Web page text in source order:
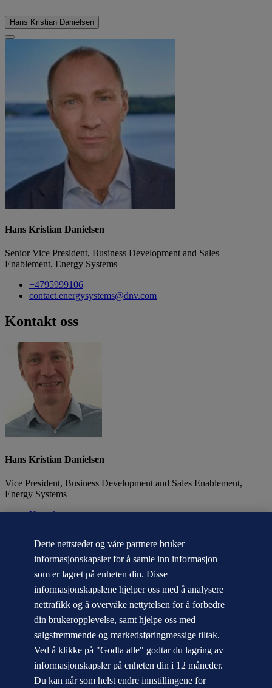
Hans Kristian Danielsen
Hans Kristian Danielsen
Senior Vice President, Business Development and Sales
Enablement, Energy Systems
+4795999106
contact.energysystems@dnv.com
Kontakt oss
Hans Kristian Danielsen
Vice President, Business Development and Sales Enablement,
Energy Systems
Kontakt meg
Bærekraft
Nyheter og media
Årsrapport
Kontakt DNV
Finn våre kontorer
Personvernerklæring
Betingelser for bruk (Terms of Use)
Copyright © DNV AS 2026
Informasjonskapsler
Dette nettstedet og våre partnere bruker
informasjonskapsler for å samle inn informasjon
som er lagret på enheten din. Disse
informasjonskapslene hjelper oss med å analysere
nettrafikk og å overvåke nettytelsen for å forbedre
din brukeropplevelse, samt hjelpe oss med
salgsfremmende og markedsføringmessige tiltak.
Ved å klikke på "Godta alle" godtar du lagring av
informasjonskapsler på enheten din i 12 måneder.
Du kan når som helst endre innstillingene for